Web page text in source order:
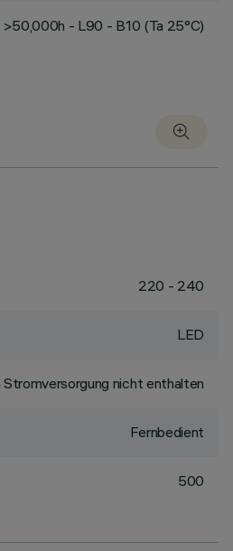
>50,000h - L90 - B10 (Ta 25°C)
220 - 240
LED
nicht enthalten
Fernbedient
500